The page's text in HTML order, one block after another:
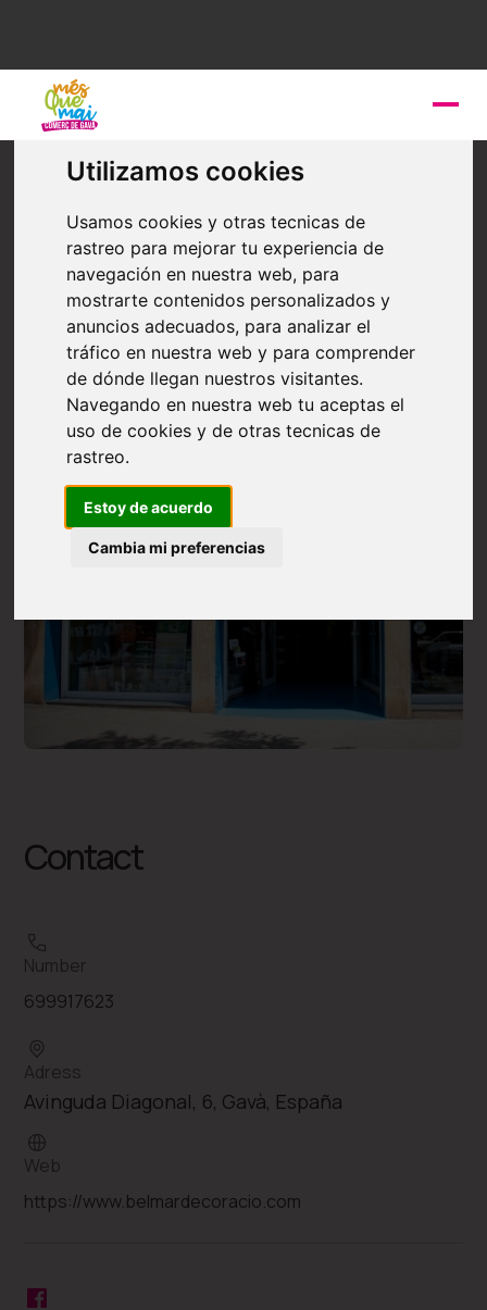
Utilizamos cookies
Usamos cookies y otras tecnicas de
rastreo para mejorar tu experiencia de
navegación en nuestra web, para
mostrarte contenidos personalizados y
anuncios adecuados, para analizar el
tráfico en nuestra web y para comprender
de dónde llegan nuestros visitantes.
Navegando en nuestra web tu aceptas el
uso de cookies y de otras tecnicas de
rastreo.
Estoy de acuerdo
Cambia mi preferencias
Furniture and decoration
BELMAR DECORACIÓN
Negocio de decoración interior con más de 15 años al
servicio de los clientes donde puedes encontrar todo
tipo de Pintura, Parquet, Papel Pintado, Revestimiento
Paredes, Productos Limpieza, Barnices y mucho más,
buen trato y asesoramiento.
Contact
Number
699917623
Adress
Avinguda Diagonal, 6, Gavà, España
Web
https://www.belmardecoracio.com